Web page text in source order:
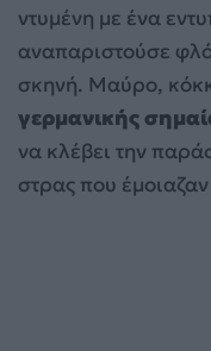
ντυμένη με ένα
αναπαριστούσε
σκηνή. Μαύρο,
γερμανικής
να κλέβει την
στρας που